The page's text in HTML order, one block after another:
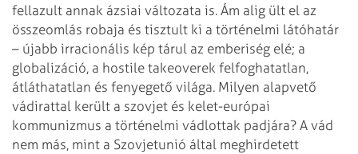
fellazult annak ázsiai változata is. Ám alig ült el az
összeomlás robaja és tisztult ki a történelmi látóhatár
– újabb irracionális kép tárul az emberiség elé; a
globalizáció, a hostile takeoverek felfoghatatlan,
átláthatatlan és fenyegető világa. Milyen alapvető
vádirattal került a szovjet és kelet-európai
kommunizmus a történelmi vádlottak padjára? A vád
nem más, mint a Szovjetunió által meghirdetett